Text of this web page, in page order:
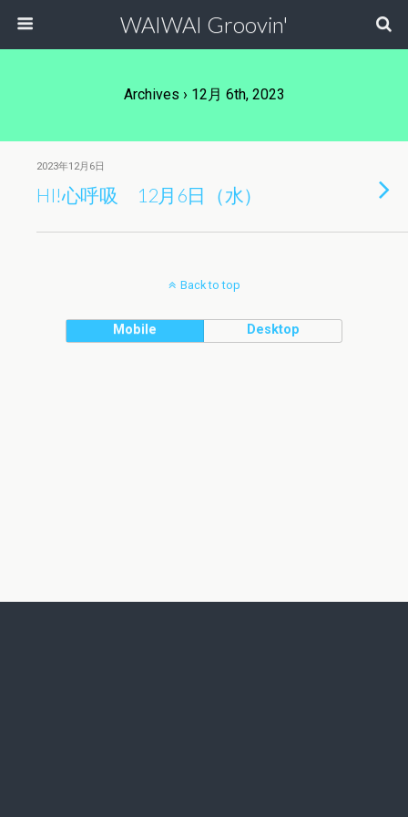
WAIWAI Groovin'
Archives › 12月 6th, 2023
2023年12月6日
HI!心呼吸 12月6日（水）
Back to top
Mobile Desktop